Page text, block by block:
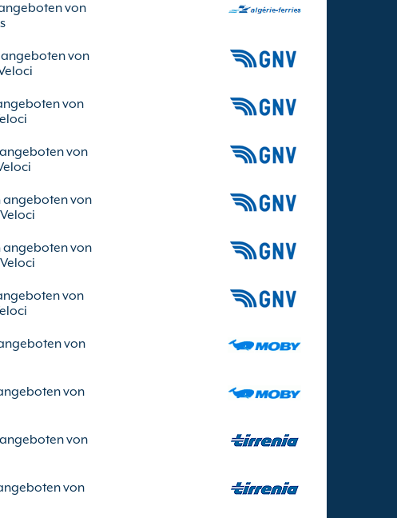
von
von
von
von
von
von
von
von
von
von
von